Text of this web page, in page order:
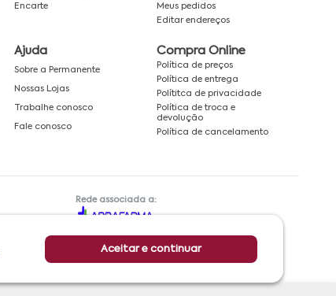
Aceitar e continuar
Encarte
Meus pedidos
Editar endereços
Ajuda
Sobre a Permanente
Nossas Lojas
Trabalhe conosco
Fale conosco
Compra Online
Política de preços
Política de entrega
Polítitca de privacidade
Política de troca e
devolução
Política de cancelamento
Rede associada a: